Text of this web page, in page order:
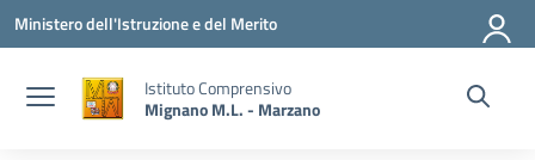
Vai ai contenuti
Vai al menu di navigazione
Vai al footer
Ministero dell'Istruzione e del Merito
Istituto Comprensivo
Mignano M.L. - Marzano